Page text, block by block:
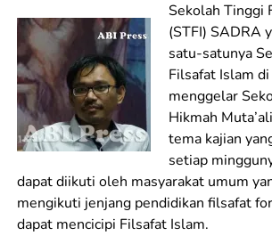
Sekolah Tinggi
(STFI) SADRA
satu-satunya
Filsafat Islam
menggelar
Hikmah
tema kajian
setiap
dapat diikuti oleh masyarakat umum
mengikuti jenjang pendidikan filsafat
dapat mencicipi Filsafat Islam.